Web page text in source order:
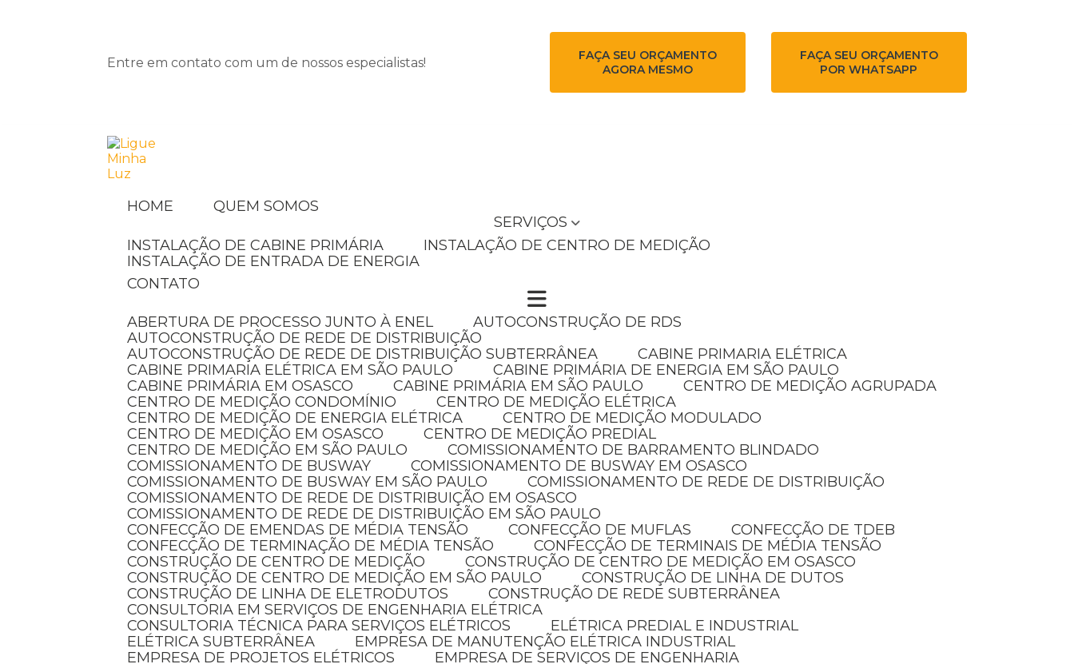
Entre em contato com um de nossos especialistas!
FAÇA SEU ORÇAMENTO
AGORA MESMO
FAÇA SEU ORÇAMENTO
POR WHATSAPP
HOME
QUEM SOMOS
SERVIÇOS
INSTALAÇÃO DE CABINE PRIMÁRIA
INSTALAÇÃO DE CENTRO DE MEDIÇÃO
INSTALAÇÃO DE ENTRADA DE ENERGIA
CONTATO
ABERTURA DE PROCESSO JUNTO À ENEL
AUTOCONSTRUÇÃO DE RDS
AUTOCONSTRUÇÃO DE REDE DE DISTRIBUIÇÃO
AUTOCONSTRUÇÃO DE REDE DE DISTRIBUIÇÃO SUBTERRÂNEA
CABINE PRIMARIA ELÉTRICA
CABINE PRIMARIA ELÉTRICA EM SÃO PAULO
CABINE PRIMÁRIA DE ENERGIA EM SÃO PAULO
CABINE PRIMÁRIA EM OSASCO
CABINE PRIMÁRIA EM SÃO PAULO
CENTRO DE MEDIÇÃO AGRUPADA
CENTRO DE MEDIÇÃO CONDOMÍNIO
CENTRO DE MEDIÇÃO ELÉTRICA
CENTRO DE MEDIÇÃO DE ENERGIA ELÉTRICA
CENTRO DE MEDIÇÃO MODULADO
CENTRO DE MEDIÇÃO EM OSASCO
CENTRO DE MEDIÇÃO PREDIAL
CENTRO DE MEDIÇÃO EM SÃO PAULO
COMISSIONAMENTO DE BARRAMENTO BLINDADO
COMISSIONAMENTO DE BUSWAY
COMISSIONAMENTO DE BUSWAY EM OSASCO
COMISSIONAMENTO DE BUSWAY EM SÃO PAULO
COMISSIONAMENTO DE REDE DE DISTRIBUIÇÃO
COMISSIONAMENTO DE REDE DE DISTRIBUIÇÃO EM OSASCO
COMISSIONAMENTO DE REDE DE DISTRIBUIÇÃO EM SÃO PAULO
CONFECÇÃO DE EMENDAS DE MÉDIA TENSÃO
CONFECÇÃO DE MUFLAS
CONFECÇÃO DE TDEB
CONFECÇÃO DE TERMINAÇÃO DE MÉDIA TENSÃO
CONFECÇÃO DE TERMINAIS DE MÉDIA TENSÃO
CONSTRUÇÃO DE CENTRO DE MEDIÇÃO
CONSTRUÇÃO DE CENTRO DE MEDIÇÃO EM OSASCO
CONSTRUÇÃO DE CENTRO DE MEDIÇÃO EM SÃO PAULO
CONSTRUÇÃO DE LINHA DE DUTOS
CONSTRUÇÃO DE LINHA DE ELETRODUTOS
CONSTRUÇÃO DE REDE SUBTERRÂNEA
CONSULTORIA EM SERVIÇOS DE ENGENHARIA ELÉTRICA
CONSULTORIA TÉCNICA PARA SERVIÇOS ELÉTRICOS
ELÉTRICA PREDIAL E INDUSTRIAL
ELÉTRICA SUBTERRÂNEA
EMPRESA DE MANUTENÇÃO ELÉTRICA INDUSTRIAL
EMPRESA DE PROJETOS ELÉTRICOS
EMPRESA DE SERVIÇOS DE ENGENHARIA